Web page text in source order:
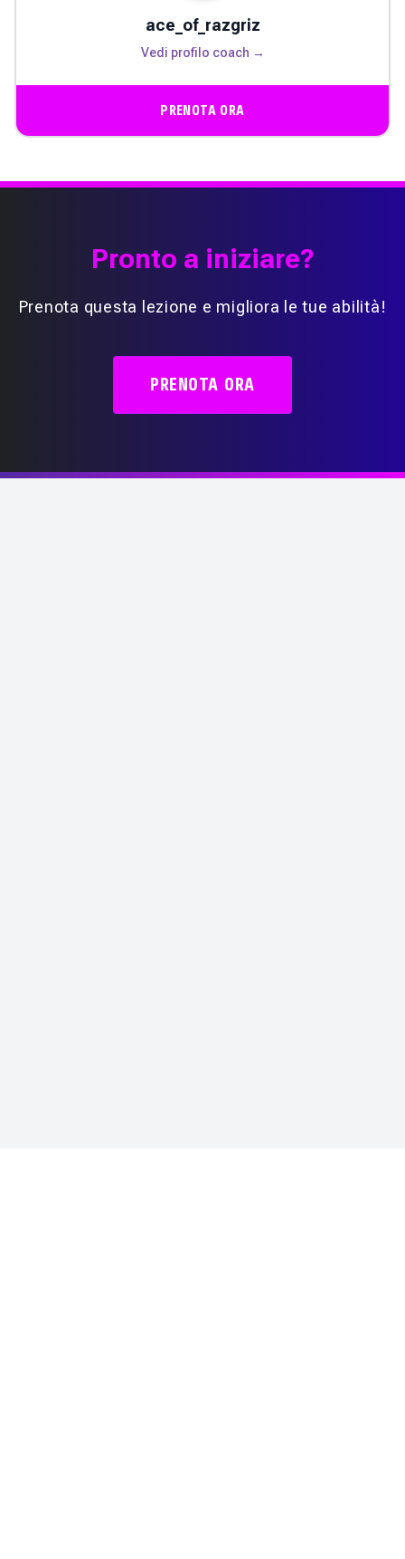
ace_of_razgriz
Vedi profilo coach →
PRENOTA ORA
Pronto a iniziare?
Prenota questa lezione e migliora le tue abilità!
PRENOTA ORA